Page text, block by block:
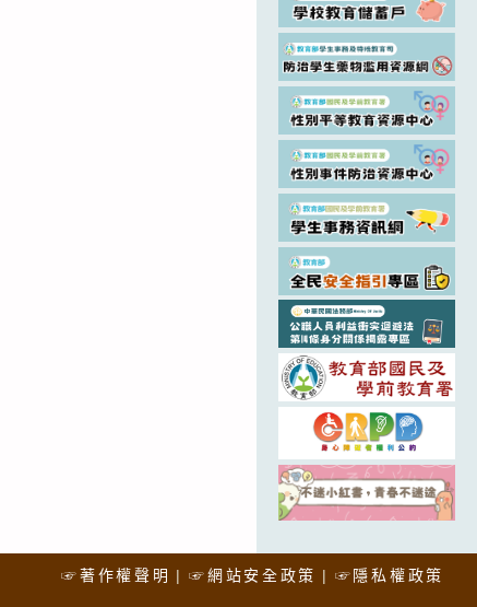
☞著作權聲明 ☞網站安全政策 ☞隱私權政策